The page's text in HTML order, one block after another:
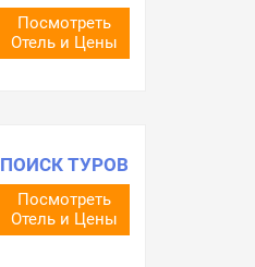
Посмотреть
Отель и Цены
ПОИСК ТУРОВ
Посмотреть
Отель и Цены